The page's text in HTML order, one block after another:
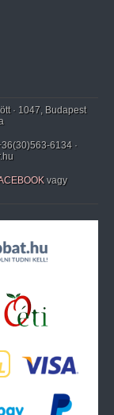
· 1047, Budapest
6134 ·
vagy